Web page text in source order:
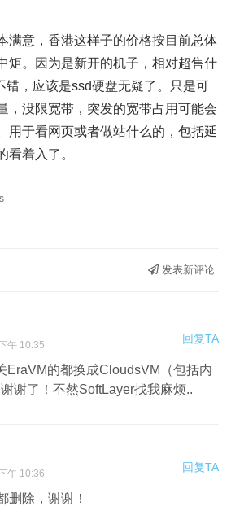
满意，香港这样子的价格按目前总体
矩。因为是新开的机子，相对超售什
错，应该是ssd硬盘无疑了。只是可
，没限宽带，突发的宽带占用可能会
用于看网页或者做站什么的，包括延
看着入了。
发表新评论
午 10:35 回复TA
EraVM的都换成CloudsVM（包括内
谢了！不然SoftLayer找我麻烦..
午 10:36 回复TA
删除，谢谢！